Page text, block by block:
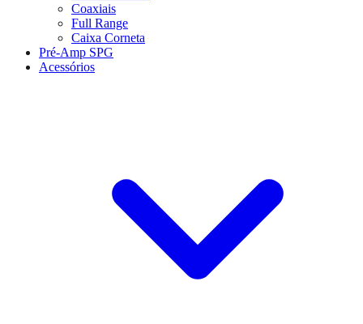
Coaxiais
Full Range
Caixa Corneta
Pré-Amp SPG
Acessórios